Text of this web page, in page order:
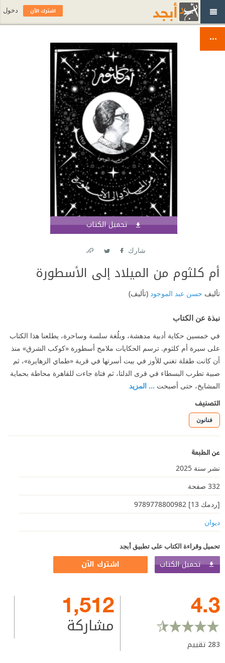
تحميل الكتاب
شارك
أم كلثوم من الميلاد إلى الأسطورة
تأليف حسن عبد الموجود (تأليف)
نبذة عن الكتاب
في خمسين حكاية أدبية مدهشة، وبلُغة سلسة وساحرة، يطلعنا هذا الكتاب
على سيرة أم كلثوم. ترسم الحكايات ملامح أسطورة «كوكب الشرق» منذ
أن كانت طفلة تغني للأوز في بيت أسرتها في قرية «طماي الزهايرة»، ثم
صبية تطرب البسطاء في قرى الدلتا، ثم فتاة جاءت للقاهرة محاطة بحماية
المشايخ، حتى أصبحت ... المزيد
التصنيف
فنانون
عن الطبعة
نشر سنة 2025
332 صفحة
[ردمك 13] 9789778800982
ديوان
تحميل وقراءة الكتاب على تطبيق أبجد
تحميل الكتاب اشترك الآن
4.3
283 تقييم
1,512
مشاركة
اشترك الآن دخول